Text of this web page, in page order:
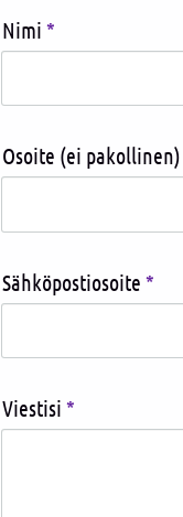
Nimi *
Osoite (ei pakollinen)
Sähköpostiosoite *
Viestisi *